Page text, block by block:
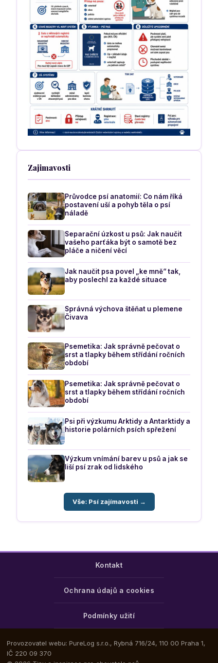
Zajimavosti
Průvodce psí anatomií: Co nám říká
postavení uší a pohyb těla o psí
náladě
Separační úzkost u psů: Jak naučit
vašeho parťáka být o samotě bez
pláče a ničení věcí
Jak naučit psa povel „ke mně“ tak,
aby poslechl za každé situace
Správná výchova štěňat u plemene
Čivava
Psemetika: Jak správně pečovat o
srst a tlapky během střídání ročních
období
Psemetika: Jak správně pečovat o
srst a tlapky během střídání ročních
období
Psi při výzkumu Arktidy a Antarktidy a
historie polárních psích spřežení
Výzkum vnímání barev u psů a jak se
liší psí zrak od lidského
Vše: Psí zajímavosti →
Kontakt
Ochrana údajů a cookies
Podmínky užití
Provozovatel webu: PureLog s.r.o., Rybná 716/24, 110 00 Praha 1,
IČ 220 09 370